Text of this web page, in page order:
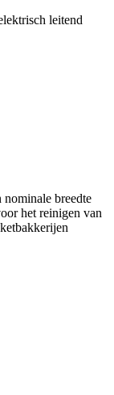
leitend
nominale breedte
het reinigen van